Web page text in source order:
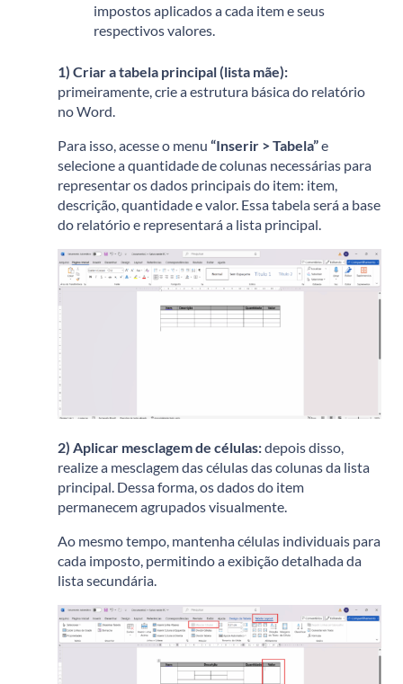
impostos aplicados a cada item e seus
respectivos valores.
1) Criar a tabela principal (lista mãe):
primeiramente, crie a estrutura básica do relatório
no Word.
Para isso, acesse o menu “Inserir > Tabela”e
selecione a quantidade de colunas necessárias para
representar os dados principais do item: item,
descrição, quantidade e valor. Essa tabela será a base
do relatório e representará a lista principal.
2) Aplicar mesclagem de células:depois disso,
realize a mesclagem das células das colunas da lista
principal. Dessa forma, os dados do item
permanecem agrupados visualmente.
Ao mesmo tempo, mantenha células individuais para
cada imposto, permitindo a exibição detalhada da
lista secundária.